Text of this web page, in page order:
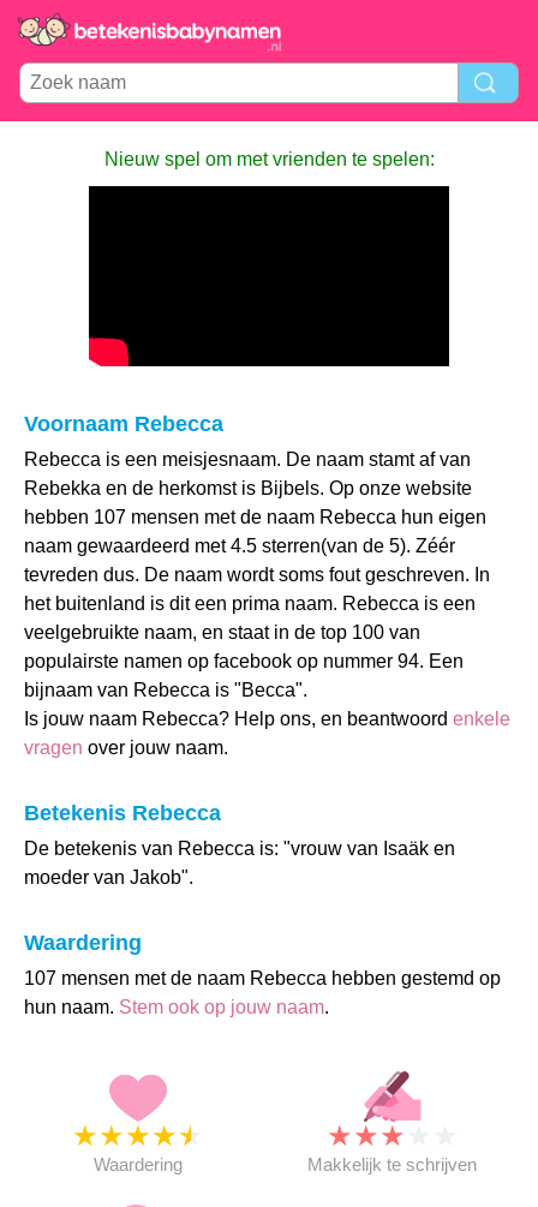
Nieuw spel om met vrienden te spelen:
Voornaam Rebecca
Rebecca is een meisjesnaam. De naam stamt af van
Rebekka en de herkomst is Bijbels. Op onze website
hebben 107 mensen met de naam Rebecca hun eigen
naam gewaardeerd met 4.5 sterren(van de 5). Zéér
tevreden dus. De naam wordt soms fout geschreven. In
het buitenland is dit een prima naam. Rebecca is een
veelgebruikte naam, en staat in de top 100 van
populairste namen op facebook op nummer 94. Een
bijnaam van Rebecca is "Becca".
Is jouw naam Rebecca? Help ons, en beantwoord enkele
vragen over jouw naam.
Betekenis Rebecca
De betekenis van Rebecca is: "vrouw van Isaäk en
moeder van Jakob".
Waardering
107 mensen met de naam Rebecca hebben gestemd op
hun naam. Stem ook op jouw naam.
★★★★★
Waardering
★★★
Makkelijk te schrijven